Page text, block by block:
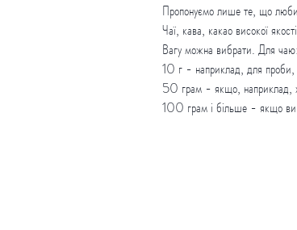
Пропонуємо лише те, що
Чаї, кава, какао високої
Вагу можна вибрати. Для чаю:
10 г - наприклад, для проби,
50 грам - якщо, наприклад,
100 грам і більше - якщо ви